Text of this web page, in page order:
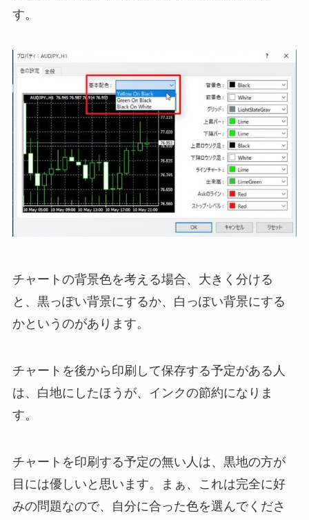
す。
チャートの背景色を考える場合、大きく分ける
と、黒っぽい背景にするか、白っぽい背景にする
かというのがあります。
チャートを後から印刷して保存する予定がある人
は、白地にしたほうが、インクの節約になりま
す。
チャートを印刷する予定の無い人は、黒地の方が
目には優しいと思います。まぁ、これは完全に好
みの問題なので、自分に合った色を選んでくださ